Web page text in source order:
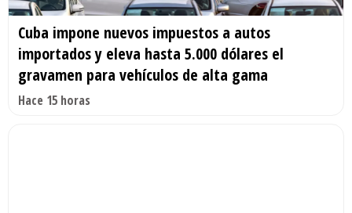
Cuba impone nuevos impuestos a autos
importados y eleva hasta 5.000 dólares el
gravamen para vehículos de alta gama
Hace 15 horas